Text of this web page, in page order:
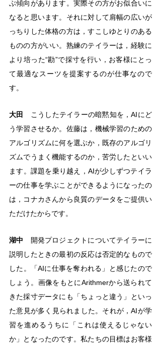
ぶ傾向があります。実際その方がお似合いに
なると思います。それに対して肩幅の広いが
っちりした体格の方は，すこしゆとりのある
ものの方がいい。熟練のテイラーは，経験に
より培った“勘”で採寸を行い，お客様にとっ
て最適なスーツを提案するのが仕事なので
す。
大田
こうしたテイラーの暗黙知を，AIにど
う学習させるか。佐藤は，機械学習のための
アルゴリズムに何を選ぶか，既存のアルゴリ
ズムでうまく機能するのか，苦労したといい
ます。課題を乗り越え，AIが少しずつテイラ
ーの仕事を学ぶことができるようになったの
は，コナカさんから良質のデータをご提供い
ただけたからです。
湖中 開発プロジェクトについてテイラーに
説明したときの最初の反応は否定的なもので
した。「AIに仕事を奪われる」と感じたので
しょう。画像をもとにArithmerから送られて
きた採寸データにも「ちょっと違う」といっ
た意見が多く見られました。それが，AIが学
習を進めるうちに「これは使えるじゃない
か」となったのです。私たちの目標はお客様